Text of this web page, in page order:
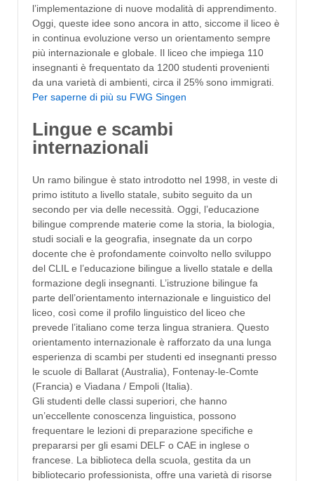
l’implementazione di nuove modalità di apprendimento.
Oggi, queste idee sono ancora in atto, siccome il liceo è
in continua evoluzione verso un orientamento sempre
più internazionale e globale. Il liceo che impiega 110
insegnanti è frequentato da 1200 studenti provenienti
da una varietà di ambienti, circa il 25% sono immigrati.
Per saperne di più su FWG Singen
Lingue e scambi
internazionali
Un ramo bilingue è stato introdotto nel 1998, in veste di
primo istituto a livello statale, subito seguito da un
secondo per via delle necessità. Oggi, l’educazione
bilingue comprende materie come la storia, la biologia,
studi sociali e la geografia, insegnate da un corpo
docente che è profondamente coinvolto nello sviluppo
del CLIL e l’educazione bilingue a livello statale e della
formazione degli insegnanti. L’istruzione bilingue fa
parte dell’orientamento internazionale e linguistico del
liceo, così come il profilo linguistico del liceo che
prevede l’italiano come terza lingua straniera. Questo
orientamento internazionale è rafforzato da una lunga
esperienza di scambi per studenti ed insegnanti presso
le scuole di Ballarat (Australia), Fontenay-le-Comte
(Francia) e Viadana / Empoli (Italia).
Gli studenti delle classi superiori, che hanno
un’eccellente conoscenza linguistica, possono
frequentare le lezioni di preparazione specifiche e
prepararsi per gli esami DELF o CAE in inglese o
francese. La biblioteca della scuola, gestita da un
bibliotecario professionista, offre una varietà di risorse